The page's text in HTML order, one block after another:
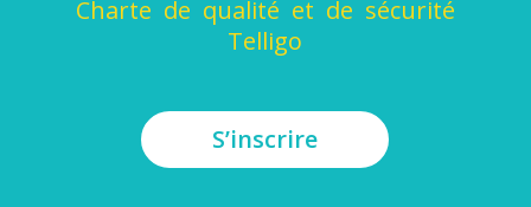
Charte de qualité et de sécurité
Telligo
S’inscrire